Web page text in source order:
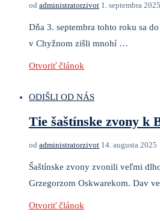
od administratorzivot 1. septembra 2025
Dňa 3. septembra tohto roku sa
v Chyžnom zišli mnohí …
Otvoriť článok
ODIŠLI OD NÁS
Tie šaštínske zvony
od administratorzivot 14. augusta 2025
Šaštínske zvony zvonili veľmi
Grzegorzom Oskwarekom. Dav
Otvoriť článok